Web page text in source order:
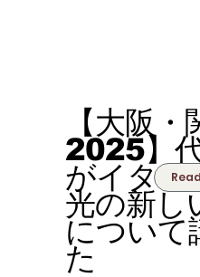
【大阪
2025】
がイタリ
光の新し
について
た